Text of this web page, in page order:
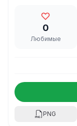
0
Любимые
PNG